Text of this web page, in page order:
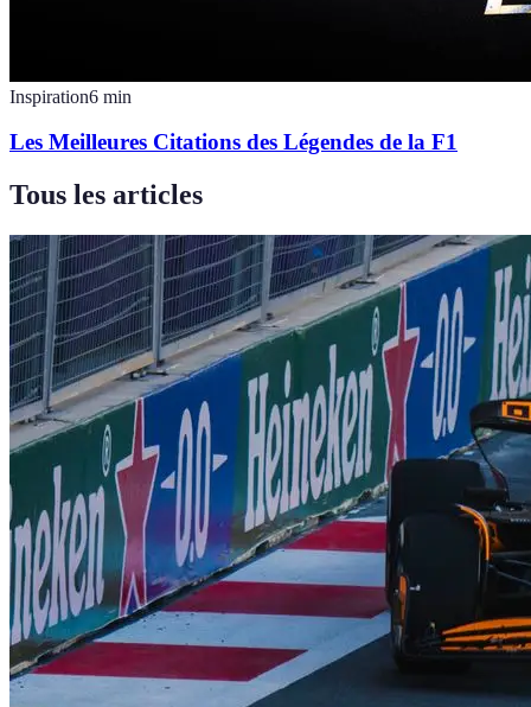
Inspiration6 min
Les Meilleures Citations des Légendes de la F1
Tous les articles